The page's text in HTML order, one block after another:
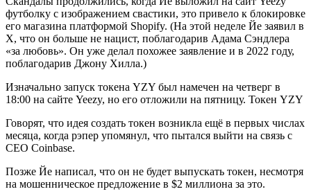
футболку с изображением свастики, это привело к блокировке
его магазина платформой Shopify. (На этой неделе Йе заявил в
X, что он больше не нацист, поблагодарив Адама Сэндлера
«за любовь». Он уже делал похожее заявление и в 2022 году,
поблагодарив Джону Хилла.)
Изначально запуск токена YZY был намечен на четверг в
18:00 на сайте Yeezy, но его отложили на пятницу. Токен YZY
Говорят, что идея создать токен возникла ещё в первых числах
месяца, когда рэпер упомянул, что пытался выйти на связь с
CEO Coinbase.
Позже Йе написал, что он не будет выпускать токен, несмотря
на мошенническое предложение в $2 миллиона за это.